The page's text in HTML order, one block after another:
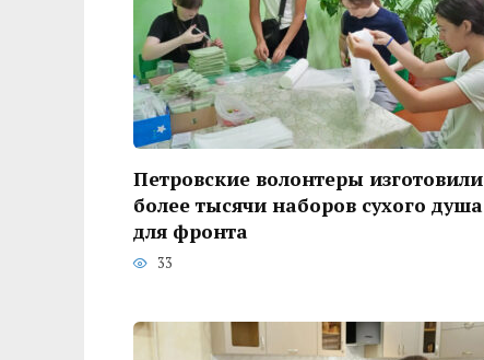
Петровские волонтеры изготовили
более тысячи наборов сухого душа
для фронта
33